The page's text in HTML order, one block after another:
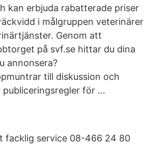
kan erbjuda rabatterade priser
i målgruppen veterinärer
Genom att
på svf.se hittar du dina
annonsera?
till diskussion och
publiceringsregler för …
facklig service 08-466 24 80